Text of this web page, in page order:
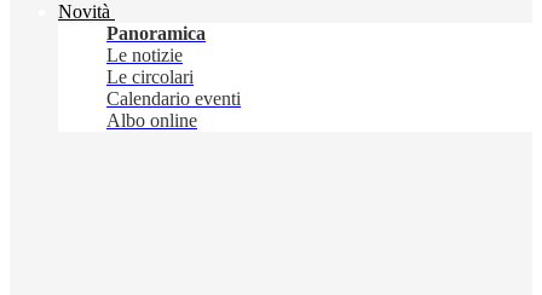
Novità
Panoramica
Le notizie
Le circolari
Calendario eventi
Albo online